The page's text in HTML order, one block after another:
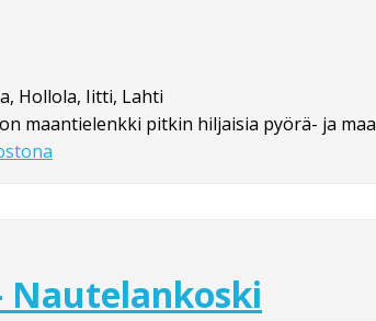
Hollola, Iitti, Lahti
maantielenkki pitkin hiljaisia pyörä- ja
Nautelankoski